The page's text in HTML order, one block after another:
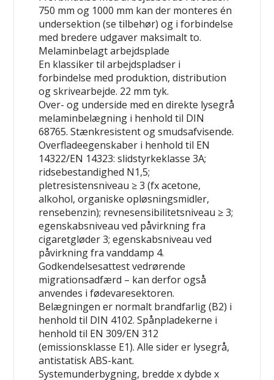
750 mm og 1000 mm kan der monteresén
undersektion (se tilbehør) og i forbindelse
med bredere udgaver maksimaltto.
Melaminbelagt arbejdsplade
En klassiker til arbejdspladser i
forbindelse med produktion, distribution
og skrivearbejde. 22 mm tyk.
Over- og underside med en direkte lysegrå
melaminbelægning i henhold til DIN
68765. Stænkresistent og smudsafvisende.
Overfladeegenskaber i henhold til EN
14322/EN 14323: slidstyrkeklasse 3A;
ridsebestandighed N1,5;
pletresistensniveau ≥ 3 (fx acetone,
alkohol, organiske opløsningsmidler,
rensebenzin); revnesensibilitetsniveau ≥ 3;
egenskabsniveau ved påvirkning fra
cigaretgløder 3; egenskabsniveau ved
påvirkning fra vanddamp 4.
Godkendelsesattest vedrørende
migrationsadfærd – kan derfor også
anvendes i fødevaresektoren.
Belægningen er normalt brandfarlig (B2) i
henhold til DIN 4102. Spånpladekerne i
henhold til EN 309/EN 312
(emissionsklasse E1). Alle sider er lysegrå,
antistatisk ABS-kant.
Systemunderbygning, bredde x dybde x